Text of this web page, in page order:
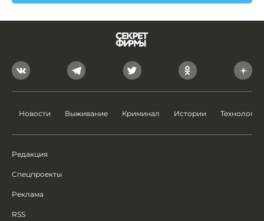
Новости Выживание Криминал Истории Технологии
Редакция
Спецпроекты
Реклама
RSS